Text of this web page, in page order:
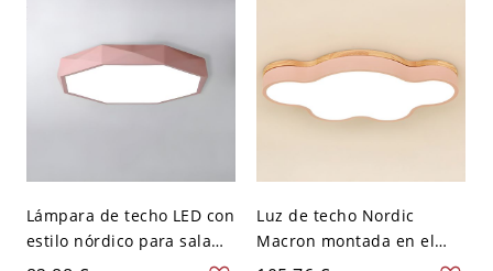
Lámpara de techo LED con
estilo nórdico para sala
de estar, con montaje
Luz de techo Nordic
Macron montada en el
techo, luz LED de acrílico